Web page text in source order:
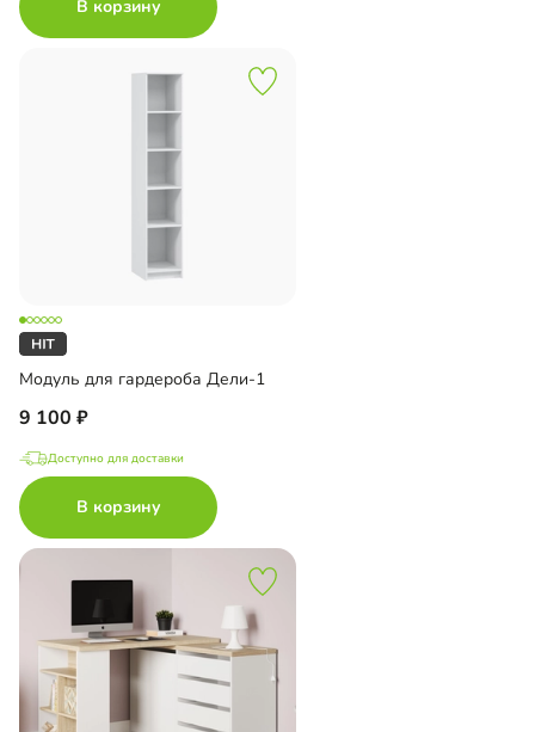
В корзину
Модуль для гардероба Дели-1
9 100
Доступно для доставки
В корзину